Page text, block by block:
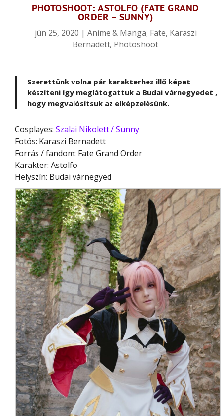
PHOTOSHOOT: ASTOLFO (FATE GRAND
ORDER – SUNNY)
jún 25, 2020 | Anime & Manga, Fate, Karaszi
Bernadett, Photoshoot
Szerettünk volna pár karakterhez illő képet
készíteni így meglátogattuk a Budai várnegyedet ,
hogy megvalósítsuk az elképzelésünk.
Cosplayes: Szalai Nikolett / Sunny
Fotós: Karaszi Bernadett
Forrás / fandom: Fate Grand Order
Karakter: Astolfo
Helyszín: Budai várnegyed